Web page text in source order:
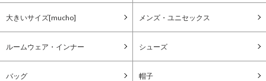
大きいサイズ[mucho] メンズ・ユニセックス
ルームウェア・インナー シューズ
バッグ 帽子